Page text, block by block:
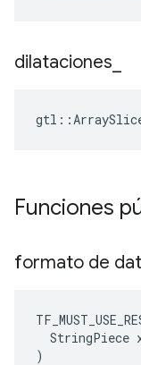
dilataciones
Funciones
formato de
StringPiece
)